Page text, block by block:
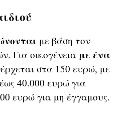
με βάση τον
Για οικογένεια με ένα
στα 150 ευρώ, με
40.000 ευρώ για
ευρώ για μη έγγαμους.